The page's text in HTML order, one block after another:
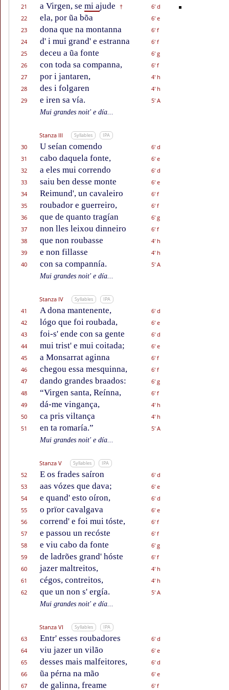
21
a Virgen, se mi ajude †
6' d
22
ela, por ũa bõa
6' e
23
dona que na montanna
6' f
24
d' i mui grand' e estranna
6' f
25
deceu a ũa fonte
6' g
26
con toda sa companna,
6' f
27
por i jantaren,
4' h
28
des i folgaren
4' h
29
e iren sa vía.
5' A
Mui grandes noit' e día...
Stanza III Syllables IPA
30 U seían comendo
6' d
31
cabo daquela fonte,
6' e
32
a eles mui correndo
6' d
33
saiu ben desse monte
6' e
34
Reimund', un cavaleiro
6' f
35
roubador e guerreiro,
6' f
36
que de quanto tragían
6' g
37
non lles leixou dinneiro
6' f
38
que non roubasse
4' h
39
e non fillasse
4' h
40
con sa compannía.
5' A
Mui grandes noit' e día...
Stanza IV Syllables IPA
41 A dona mantenente,
6' d
42
lógo que foi roubada,
6' e
43
foi-s' ende con sa gente
6' d
44
mui trist' e mui coitada;
6' e
45
a Monsarrat aginna
6' f
46
chegou essa mesquinna,
6' f
47
dando grandes braados:
6' g
48
“Virgen santa, Reínna,
6' f
49
dá-me vingança,
4' h
50
ca pris viltança
4' h
51
en ta romaría.”
5' A
Mui grandes noit' e día...
Stanza V Syllables IPA
52 E os frades saíron
6' d
53
aas vózes que dava;
6' e
54
e quand' esto oíron,
6' d
55
o prïor cavalgava
6' e
56
corrend' e foi mui tóste,
6' f
57
e passou un recóste
6' f
58
e viu cabo da fonte
6' g
59
de ladrões grand' hóste
6' f
60
jazer maltreitos,
4' h
61
cégos, contreitos,
4' h
62
que un non s' ergía.
5' A
Mui grandes noit' e día...
Stanza VI Syllables IPA
63 Entr' esses roubadores
6' d
64
viu jazer un vilão
6' e
65
desses mais malfeitores,
6' d
66
ũa pérna na mão
6' e
67
de galinna, freame 6' f